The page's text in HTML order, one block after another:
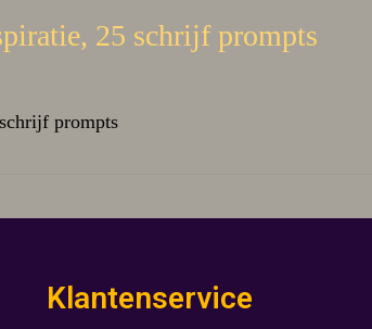
25 schrijf prompts
prompts
Klantenservice